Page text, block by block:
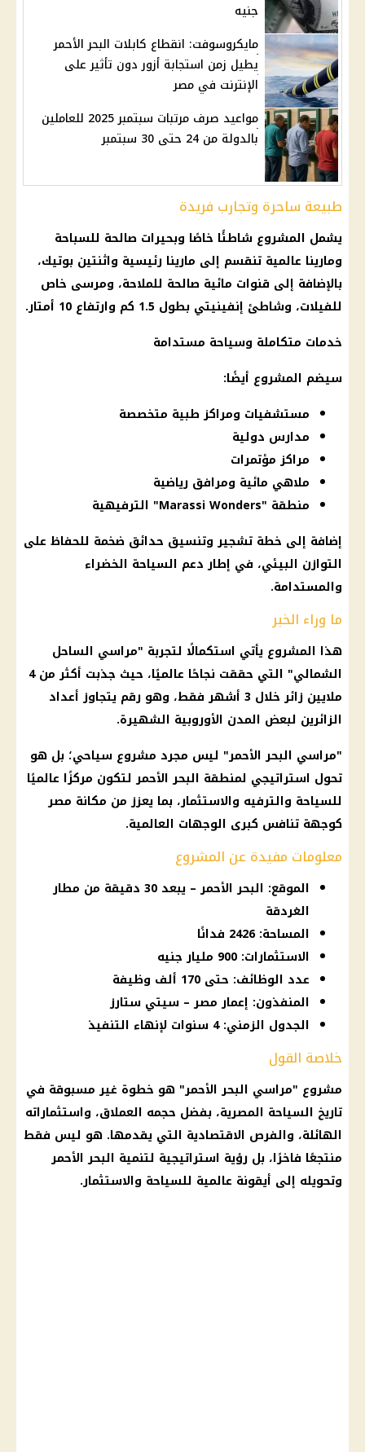
جنيه
مايكروسوفت: انقطاع كابلات البحر الأحمر
يطيل زمن استجابة أزور دون تأثير على
الإنترنت في مصر
مواعيد صرف مرتبات سبتمبر 2025 للعاملين
بالدولة من 24 حتى 30 سبتمبر
طبيعة ساحرة وتجارب فريدة
يشمل المشروع شاطئًا خاصًا وبحيرات صالحة للسباحة
ومارينا عالمية تنقسم إلى مارينا رئيسية واثنتين بوتيك،
بالإضافة إلى قنوات مائية صالحة للملاحة، ومرسى خاص
للفيلات، وشاطئ إنفينيتي بطول 1.5 كم وارتفاع 10 أمتار.
خدمات متكاملة وسياحة مستدامة
سيضم المشروع أيضًا:
مستشفيات ومراكز طبية متخصصة
مدارس دولية
مراكز مؤتمرات
ملاهي مائية ومرافق رياضية
منطقة "Marassi Wonders" الترفيهية
إضافة إلى خطة تشجير وتنسيق حدائق ضخمة للحفاظ على
التوازن البيئي، في إطار دعم السياحة الخضراء
والمستدامة.
ما وراء الخبر
هذا المشروع يأتي استكمالًا لتجربة "مراسي الساحل
الشمالي" التي حققت نجاحًا عالميًا، حيث جذبت أكثر من 4
ملايين زائر خلال 3 أشهر فقط، وهو رقم يتجاوز أعداد
الزائرين لبعض المدن الأوروبية الشهيرة.
"مراسي البحر الأحمر" ليس مجرد مشروع سياحي؛ بل هو
تحول استراتيجي لمنطقة البحر الأحمر لتكون مركزًا عالميًا
للسياحة والترفيه والاستثمار، بما يعزز من مكانة مصر
كوجهة تنافس كبرى الوجهات العالمية.
معلومات مفيدة عن المشروع
الموقع: البحر الأحمر – يبعد 30 دقيقة من مطار
الغردقة
المساحة: 2426 فدانًا
الاستثمارات: 900 مليار جنيه
عدد الوظائف: حتى 170 ألف وظيفة
المنفذون: إعمار مصر – سيتي ستارز
الجدول الزمني: 4 سنوات لإنهاء التنفيذ
خلاصة القول
مشروع "مراسي البحر الأحمر" هو خطوة غير مسبوقة في
تاريخ السياحة المصرية، بفضل حجمه العملاق، واستثماراته
الهائلة، والفرص الاقتصادية التي يقدمها. هو ليس فقط
منتجعًا فاخرًا، بل رؤية استراتيجية لتنمية البحر الأحمر
وتحويله إلى أيقونة عالمية للسياحة والاستثمار.